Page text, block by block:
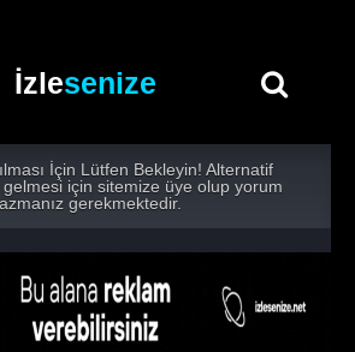
İzlesenize
İçin Lütfen Bekleyin! Alternatif
için sitemize üye olup yorum
gerekmektedir.